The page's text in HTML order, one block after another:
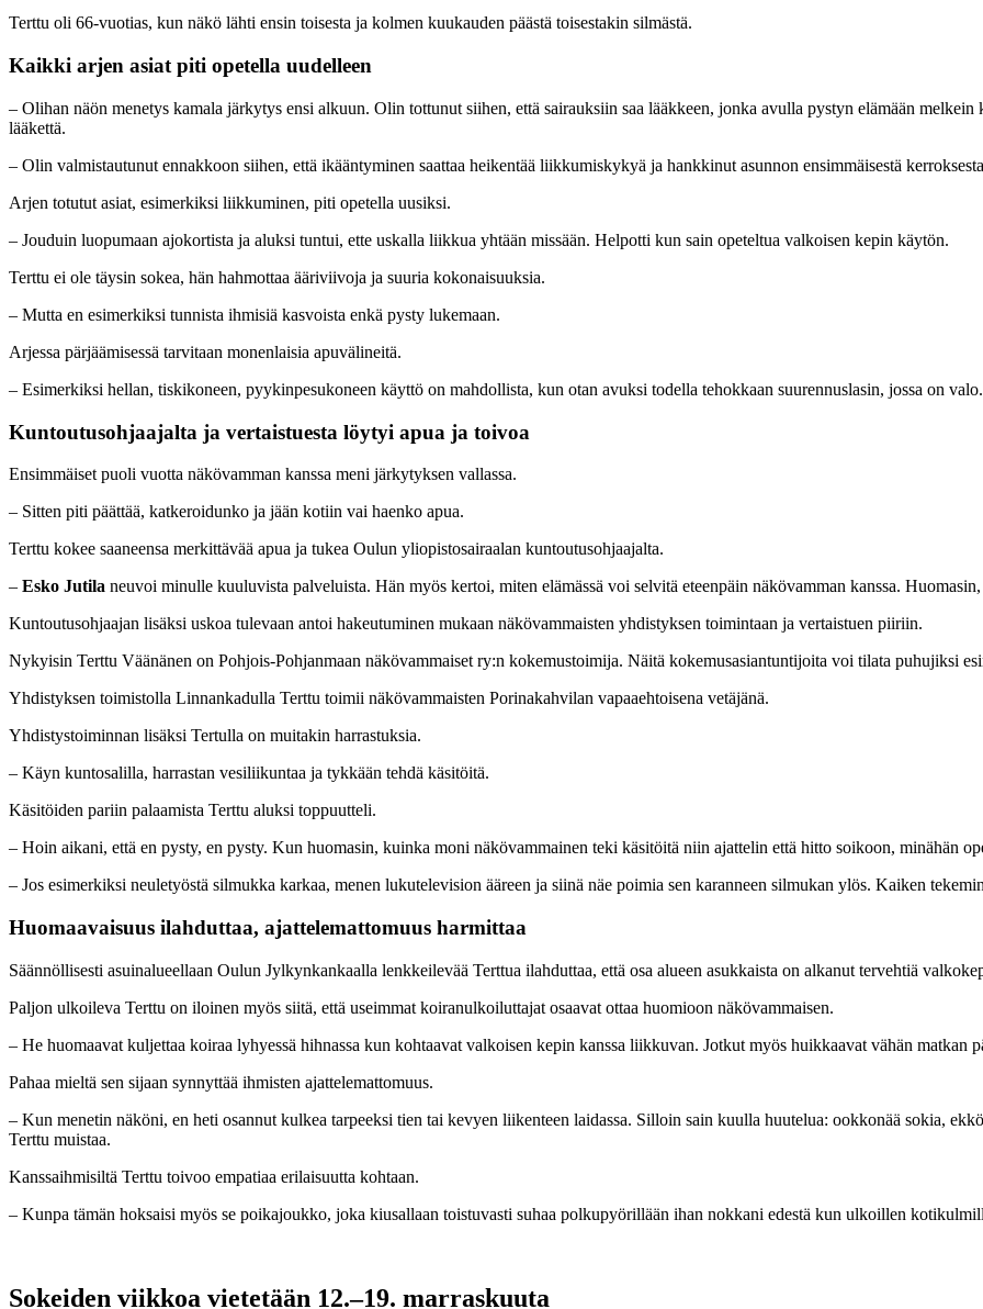
Terttu oli 66-vuotias, kun näkö lähti ensin toisesta ja kolmen kuukauden päästä toisestakin silmästä.
Kaikki arjen asiat piti opetella uudelleen
– Olihan näön menetys kamala järkytys ensi alkuun. Olin tottunut siihen, että sairauksiin saa lääkkeen, jonka avulla pystyn elämään
lääkettä.
– Olin valmistautunut ennakkoon siihen, että ikääntyminen saattaa heikentää liikkumiskykyä ja hankkinut asunnon ensimmäisestä
Arjen totutut asiat, esimerkiksi liikkuminen, piti opetella uusiksi.
– Jouduin luopumaan ajokortista ja aluksi tuntui, ette uskalla liikkua yhtään missään. Helpotti kun sain opeteltua valkoisen kepin käytön.
Terttu ei ole täysin sokea, hän hahmottaa ääriviivoja ja suuria kokonaisuuksia.
– Mutta en esimerkiksi tunnista ihmisiä kasvoista enkä pysty lukemaan.
Arjessa pärjäämisessä tarvitaan monenlaisia apuvälineitä.
– Esimerkiksi hellan, tiskikoneen, pyykinpesukoneen käyttö on mahdollista, kun otan avuksi todella tehokkaan suurennuslasin, jossa on valo.
Kuntoutusohjaajalta ja vertaistuesta löytyi apua ja toivoa
Ensimmäiset puoli vuotta näkövamman kanssa meni järkytyksen vallassa.
– Sitten piti päättää, katkeroidunko ja jään kotiin vai haenko apua.
Terttu kokee saaneensa merkittävää apua ja tukea Oulun yliopistosairaalan kuntoutusohjaajalta.
– Esko Jutila neuvoi minulle kuuluvista palveluista. Hän myös kertoi, miten elämässä voi selvitä eteenpäin näkövamman kanssa.
Kuntoutusohjaajan lisäksi uskoa tulevaan antoi hakeutuminen mukaan näkövammaisten yhdistyksen toimintaan ja vertaistuen piiriin.
Nykyisin Terttu Väänänen on Pohjois-Pohjanmaan näkövammaiset ry:n kokemustoimija. Näitä kokemusasiantuntijoita voi tilata puhujiksi
Yhdistyksen toimistolla Linnankadulla Terttu toimii näkövammaisten Porinakahvilan vapaaehtoisena vetäjänä.
Yhdistystoiminnan lisäksi Tertulla on muitakin harrastuksia.
– Käyn kuntosalilla, harrastan vesiliikuntaa ja tykkään tehdä käsitöitä.
Käsitöiden pariin palaamista Terttu aluksi toppuutteli.
– Hoin aikani, että en pysty, en pysty. Kun huomasin, kuinka moni näkövammainen teki käsitöitä niin ajattelin että hitto soikoon, minähän
– Jos esimerkiksi neuletyöstä silmukka karkaa, menen lukutelevision ääreen ja siinä näe poimia sen karanneen silmukan ylös. Kaiken
Huomaavaisuus ilahduttaa, ajattelemattomuus harmittaa
Säännöllisesti asuinalueellaan Oulun Jylkynkankaalla lenkkeilevää Terttua ilahduttaa, että osa alueen asukkaista on alkanut tervehtiä
Paljon ulkoileva Terttu on iloinen myös siitä, että useimmat koiranulkoiluttajat osaavat ottaa huomioon näkövammaisen.
– He huomaavat kuljettaa koiraa lyhyessä hihnassa kun kohtaavat valkoisen kepin kanssa liikkuvan. Jotkut myös huikkaavat vähän matkan
Pahaa mieltä sen sijaan synnyttää ihmisten ajattelemattomuus.
– Kun menetin näköni, en heti osannut kulkea tarpeeksi tien tai kevyen liikenteen laidassa. Silloin sain kuulla huutelua: ookkonää sokia,
Terttu muistaa.
Kanssaihmisiltä Terttu toivoo empatiaa erilaisuutta kohtaan.
– Kunpa tämän hoksaisi myös se poikajoukko, joka kiusallaan toistuvasti suhaa polkupyörillään ihan nokkani edestä kun ulkoillen
Sokeiden viikkoa vietetään 12.–19. marraskuuta